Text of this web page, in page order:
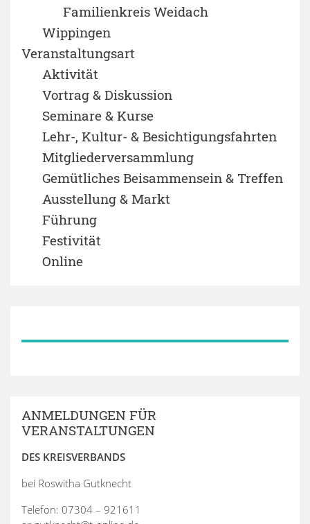
Familienkreis Weidach
Wippingen
Veranstaltungsart
Aktivität
Vortrag & Diskussion
Seminare & Kurse
Lehr-, Kultur- & Besichtigungsfahrten
Mitgliederversammlung
Gemütliches Beisammensein & Treffen
Ausstellung & Markt
Führung
Festivität
Online
ANMELDUNGEN FÜR
VERANSTALTUNGEN
DES KREISVERBANDS
bei Roswitha Gutknecht
Telefon: 07304 – 921611